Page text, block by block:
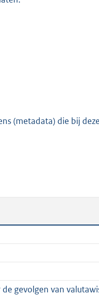
(metadata) die bij
gevolgen van